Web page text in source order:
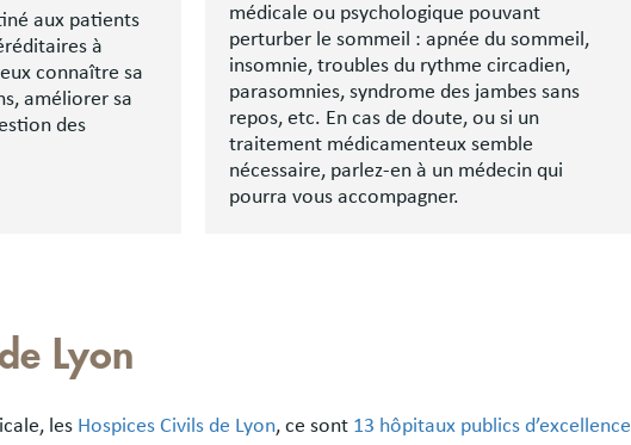
aux patients
à
connaître sa
améliorer sa
des
médicale ou psychologique pouvant
perturber le sommeil : apnée du sommeil,
insomnie, troubles du rythme circadien,
parasomnies, syndrome des jambes sans
repos, etc. En cas de doute, ou si un
traitement médicamenteux semble
nécessaire, parlez-en à un médecin qui
pourra vous accompagner.
Lyon
les Hospices Civils de Lyon, ce sont 13 hôpitaux publics d’excellence